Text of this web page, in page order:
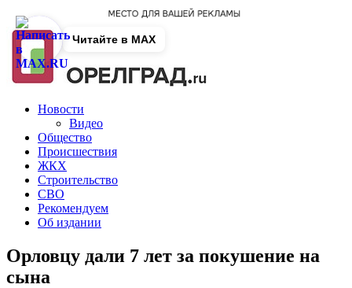
Новости
Видео
Общество
Происшествия
ЖКХ
Строительство
СВО
Рекомендуем
Об издании
Орловцу дали 7 лет за покушение на
сына
Читайте в MAX